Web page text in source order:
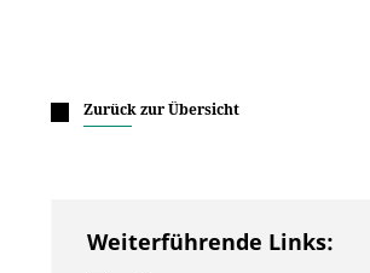
Zurück zur Übersicht
Weiterführende Links: